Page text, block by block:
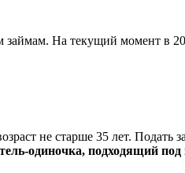
На текущий момент в
не старше 35 лет. Подать
одиночка, подходящий под